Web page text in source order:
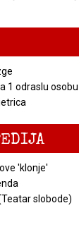
1 odraslu osobu
'klonje'
slobode)